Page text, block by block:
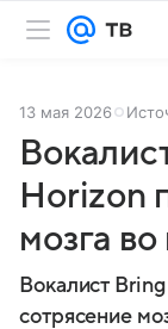
13 мая 2026
Horizon
мозга
Вокалист
сотрясение